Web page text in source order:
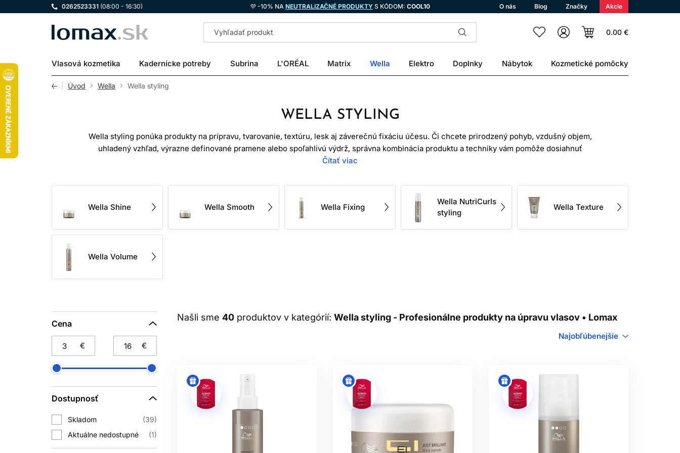
0262523331 (08:00 - 16:30) 💜 -10% NA NEUTRALIZAČNÉ PRODUKTY S KÓDOM: COOL10 O nás Blog Značky Akcie
LOMAX 0.00 €
Vlasová kozmetika Kadernícke potreby Subrina L'ORÉAL Matrix Wella Elektro Doplnky Nábytok Kozmetické pomôcky
Úvod Wella Wella styling
WELLA STYLING
Wella styling ponúka produkty na prípravu, tvarovanie, textúru, lesk aj záverečnú fixáciu účesu. Či chcete prirodzený pohyb, vzdušný objem,
uhladený vzhľad, výrazne definované pramene alebo spoľahlivú výdrž, správna kombinácia produktu a techniky vám pomôže dosiahnuť
penové tužidlo na vlasy, lak na vlasy, gél na vlasy, pomádu na vlasy, spreje aj texturizačné
Styling vlasov je najúspešnejší, keď najprv určíte cieľ a až potom vyberiete produkt. Jemné vlasy potrebujú ľahké vrstvy a objem pri
korienkoch, krátke strihy ocenia pastu, gél alebo pomádu a dlhé vlny často potrebujú prípravný produkt pred fénovaním a flexibilný lak na
záver. Stupeň fixácie nehovorí automaticky o kvalite – vyjadruje, ako pevne má produkt účes držať.
Penové tužidlo na vlasy je univerzálnou voľbou na fénovanie, podporu objemu a tvaru. Aplikujte ho do vlhkých vlasov, rovnomerne rozdeľte a
konkrétneho variantu – môže vytvoriť pružnú definíciu aj pevný mokrý efekt. Pomáda na vlasy sa hodí na uhladenie kontúr, lesk alebo
Texturizačné spreje, pasty a íly zvýrazňujú štruktúru a oddelenie prameňov. Sú ideálne na ležérne účesy, moderné krátke strihy alebo
podporu nedokonalých vĺn. Pri suchých či zosvetlených vlasoch používajte matné produkty striedmo, pretože výrazná textúra môže opticky
zvýrazniť drsnosť. Produkt najprv rozotrite v dlaniach a až potom ho zapracujte do vlasov.
LAK NA VLASY A ZÁVEREČNÁ FIXÁCIA
Lak na vlasy pomáha udržať vytvorený tvar. Flexibilná fixácia je vhodná na účesy, ktoré sa majú prirodzene hýbať a dajú sa prečesať. Silná a
extra silná fixácia sa hodí na spoločenské účesy, hladké chvosty, drdoly alebo styling vystavený dlhému dňu. Lak aplikujte z odporúčanej
Čítať viac
Wella Shine Wella Smooth Wella Fixing
Wella NutriCurls
styling
Wella Texture
Wella Volume
Cena
€ €
Dostupnosť
Skladom
39
Aktuálne nedostupné
1
Našli sme 40 produktov v kategórií: Wella styling - Profesionálne produkty na úpravu vlasov • Lomax
Najobľúbenejšie